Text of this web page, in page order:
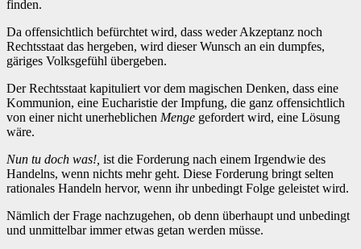
finden.
Da offensichtlich befürchtet wird, dass weder Akzeptanz noch
Rechtsstaat das hergeben, wird dieser Wunsch an ein dumpfes,
gäriges Volksgefühl übergeben.
Der Rechtsstaat kapituliert vor dem magischen Denken, dass eine
Kommunion, eine Eucharistie der Impfung, die ganz offensichtlich
von einer nicht unerheblichen Menge gefordert wird, eine Lösung
wäre.
Nun tu doch was!, ist die Forderung nach einem Irgendwie des
Handelns, wenn nichts mehr geht. Diese Forderung bringt selten
rationales Handeln hervor, wenn ihr unbedingt Folge geleistet wird.
Nämlich der Frage nachzugehen, ob denn überhaupt und unbedingt
und unmittelbar immer etwas getan werden müsse.